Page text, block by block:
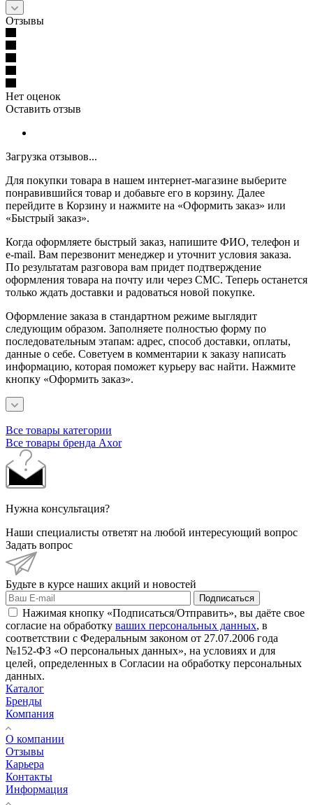
Отзывы
Нет оценок
Оставить отзыв
Загрузка отзывов...
Для покупки товара в нашем интернет-магазине выберите
понравившийся товар и добавьте его в корзину. Далее
перейдите в Корзину и нажмите на «Оформить заказ» или
«Быстрый заказ».
Когда оформляете быстрый заказ, напишите ФИО, телефон и
e-mail. Вам перезвонит менеджер и уточнит условия заказа.
По результатам разговора вам придет подтверждение
оформления товара на почту или через СМС. Теперь останется
только ждать доставки и радоваться новой покупке.
Оформление заказа в стандартном режиме выглядит
следующим образом. Заполняете полностью форму по
последовательным этапам: адрес, способ доставки, оплаты,
данные о себе. Советуем в комментарии к заказу написать
информацию, которая поможет курьеру вас найти. Нажмите
кнопку «Оформить заказ».
Все товары категории
Все товары бренда Axor
Нужна консультация?
Наши специалисты ответят на любой интересующий вопрос
Задать вопрос
Будьте в курсе наших акций и новостей
Подписаться
Нажимая кнопку «Подписаться/Отправить», вы даёте свое
согласие на обработку ваших персональных данных, в
соответствии с Федеральным законом от 27.07.2006 года
№152-ФЗ «О персональных данных», на условиях и для
целей, определенных в Согласии на обработку персональных
данных.
Каталог
Бренды
Компания
О компании
Отзывы
Карьера
Контакты
Информация